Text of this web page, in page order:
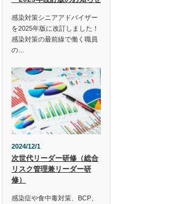
感染対策シニアアドバイザー
を2025年版に改訂しました！
感染対策の最前線で働く職員
の…
2024/12/1
次世代リーダー研修（総合
リスク管理兼リーダー研
修）
感染症や食中毒対策、BCP、